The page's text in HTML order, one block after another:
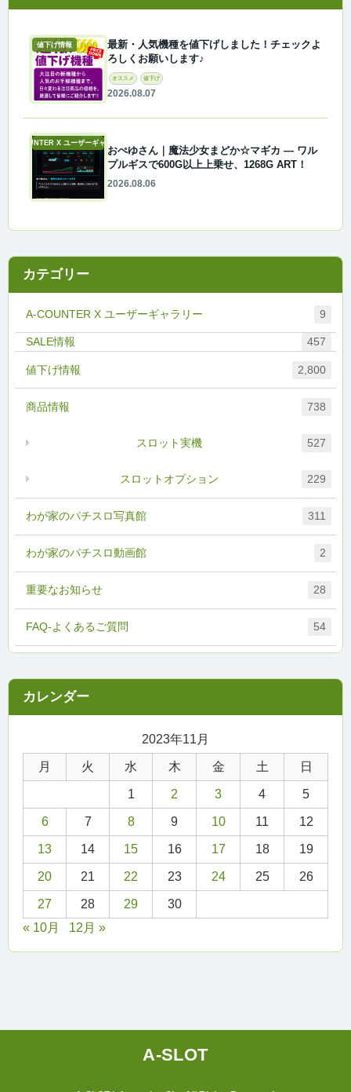
値下げ情報
最新・人気機種を値下げしました！チェックよ
ろしくお願いします♪
オススメ 値下げ
2026.08.07
A-COUNTER X ユーザーギャラリー
おぺゆさん｜魔法少女まどか☆マギカ ― ワル
プルギスで600G以上上乗せ、1268G ART！
2026.08.06
カテゴリー
A-COUNTER X ユーザーギャラリー 9
FAQ-よくあるご質問 54
457
わが家のパチスロ写真館 311
わが家のパチスロ動画館 2
値下げ情報 2,800
商品情報 738
スロットオプション 229
スロット実機 527
重要なお知らせ 28
2023年11月
月 火 水 木 金 土 日
1 2 3 4 5
6 7 8 9 10 11 12
13 14 15 16 17 18 19
20 21 22 23 24 25 26
27 28 29
30
« 10月
12月 »